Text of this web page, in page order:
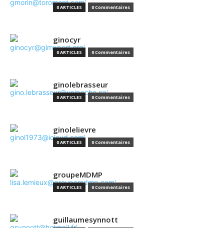
0 ARTICLES 0 Commentaires
ginocyr
0 ARTICLES 0 Commentaires
ginolebrasseur
0 ARTICLES 0 Commentaires
ginolelievre
0 ARTICLES 0 Commentaires
groupeMDMP
0 ARTICLES 0 Commentaires
guillaumesynnott